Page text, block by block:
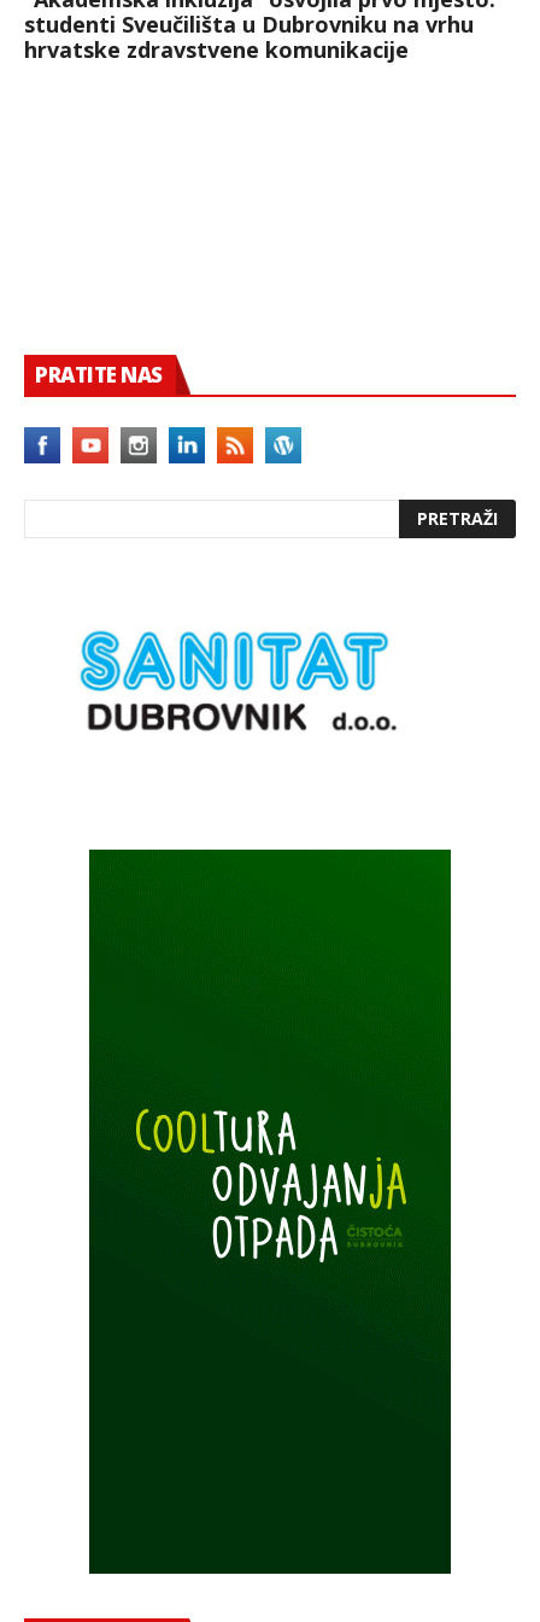
studenti Sveučilišta u Dubrovniku na vrhu
hrvatske zdravstvene komunikacije
PRATITE NAS